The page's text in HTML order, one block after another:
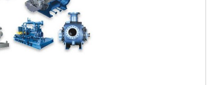
teste sem perda na